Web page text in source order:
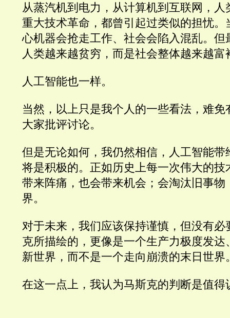
从蒸汽机到电力，从计算机到互联网，人
重大技术革命，都曾引起过类似的担忧。
心机器会抢走工作、社会会陷入混乱。但
人类越来越贫穷，而是社会整体越来越富
人工智能也一样。
当然，以上只是我个人的一些看法，难免
大家批评讨论。
但是无论如何，我仍然相信，人工智能带
将是积极的。正如历史上每一次伟大的技
带来阵痛，也会带来机会；会淘汰旧事物
界。
对于未来，我们应该保持谨慎，但没有必
克所描绘的，更像是一个生产力极度发达
新世界，而不是一个走向崩溃的末日世界
在这一点上，我认为马斯克的判断是值得